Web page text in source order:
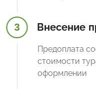
3 Внесение
Предоплата
стоимости
оформлении